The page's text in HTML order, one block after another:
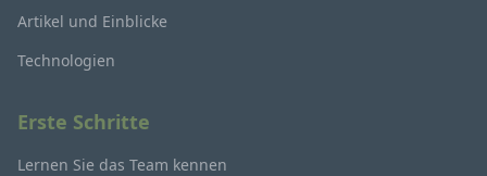
Artikel und Einblicke
Technologien
Erste Schritte
Lernen Sie das Team kennen